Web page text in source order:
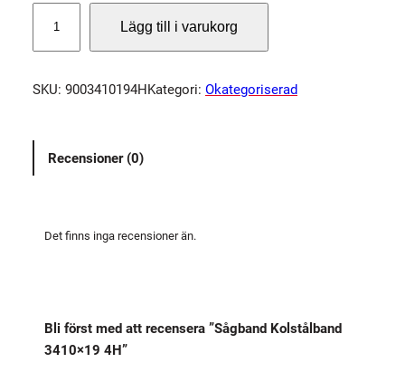
g
a
d
Lägg till i varukorg
SKU: 9003410194H Kategori: Okategoriserad
Recensioner (0)
Det finns inga recensioner än.
Bli först med att recensera ”Sågband Kolstålband
3410×19 4H”